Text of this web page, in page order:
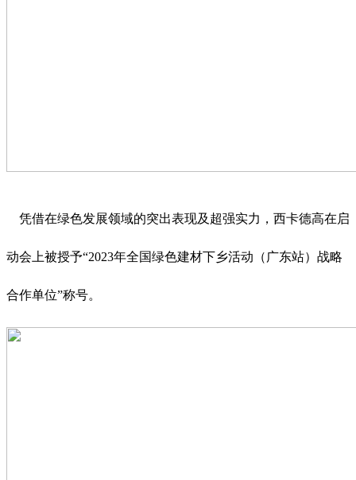
凭借在绿色发展领域的突出表现及超强实力，西卡德高在启
动会上被授予“2023年全国绿色建材下乡活动（广东站）战略
合作单位”称号。